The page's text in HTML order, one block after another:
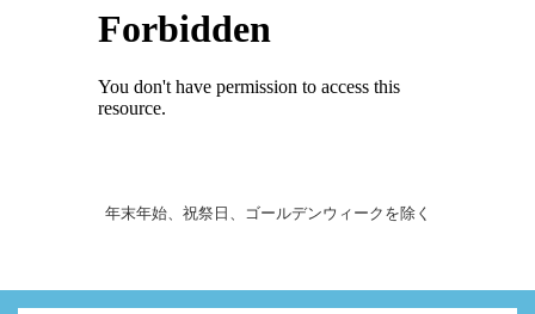
年末年始、祝祭日、ゴールデンウィークを除く